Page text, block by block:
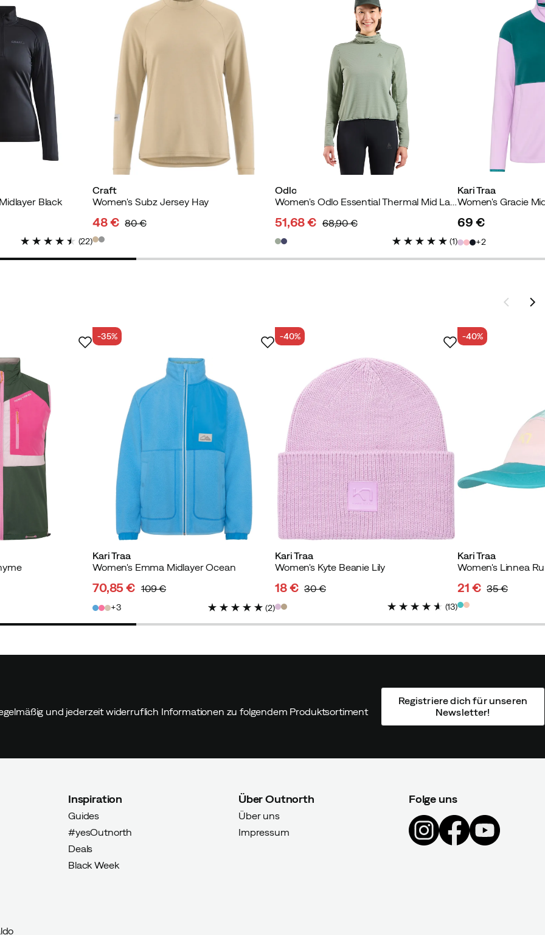
Käufer
Black
(22)
Craft
Women's Subz Jersey Hay
discounted
48 €
original
80 €
Odlo
Women's Odlo Essential Thermal Mid Layer Shadow
discounted
price
51,68 €
original
price
68,90 €
(1)
Kari Traa
Women's Gracie
69 €
2
Kari Traa
Women's Emma Midlayer Ocean
-35%
price
70,85 €
price
109 €
3 (2)
Kari Traa
Women's Kyte Beanie Lily
-40%
discounted
price
18 €
original
price
30 €
(13)
Kari Traa
Women's Linnea
-40%
discounted
21 €
original
35 €
und jederzeit widerruflich Informationen zu folgendem Produktsortiment
Registriere dich für unseren
Newsletter!
Inspiration
Guides
#yesOutnorth
Deals
Black Week
Über Outnorth
Über uns
Impressum
Folge uns